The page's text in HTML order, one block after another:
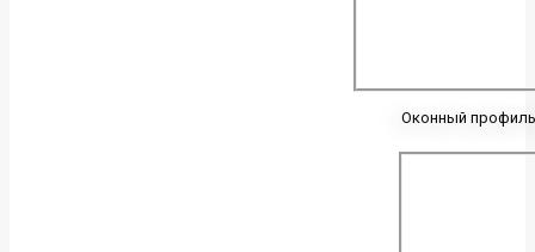
Оконный профиль